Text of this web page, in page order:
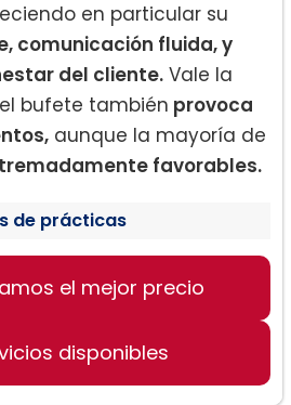
en particular su
comunicación fluida, y
del cliente. Vale la
bufete también provoca
aunque la mayoría de
favorables.
de prácticas
personales
compensación laboral
el mejor precio
disponibles